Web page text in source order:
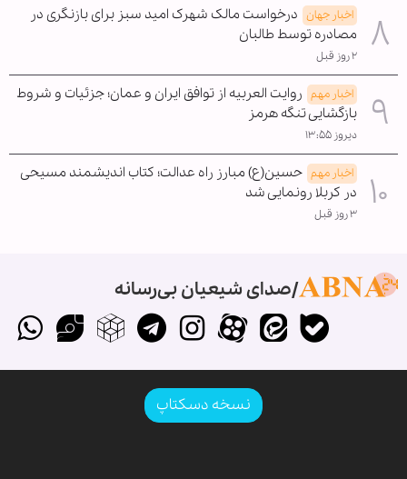
اخبار جهان درخواست مالک شهرک امید سبز برای بازنگری در
مصادره توسط طالبان
۲ روز قبل
اخبار مهم روایت العربیه از توافق ایران و عمان؛ جزئیات و شروط
بازگشایی تنگه هرمز
دیروز ۱۳:۵۵
اخبار مهم حسین(ع) مبارز راه عدالت؛ کتاب اندیشمند مسیحی
در کربلا رونمایی شد
۳ روز قبل
صدای شیعیان بی‌رسانه
نسخه دسکتاپ